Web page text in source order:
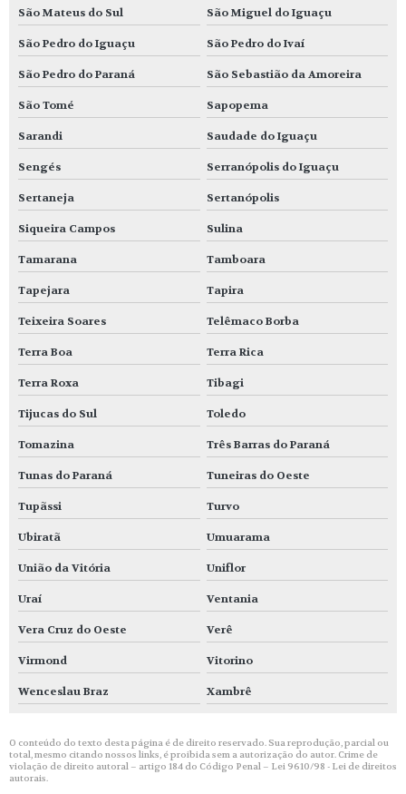
São Mateus do Sul São Miguel do Iguaçu
São Pedro do Iguaçu São Pedro do Ivaí
São Pedro do Paraná São Sebastião da Amoreira
São Tomé Sapopema
Sarandi Saudade do Iguaçu
Sengés Serranópolis do Iguaçu
Sertaneja Sertanópolis
Siqueira Campos Sulina
Tamarana Tamboara
Tapejara Tapira
Teixeira Soares Telêmaco Borba
Terra Boa Terra Rica
Terra Roxa Tibagi
Tijucas do Sul Toledo
Tomazina Três Barras do Paraná
Tunas do Paraná Tuneiras do Oeste
Tupãssi Turvo
Ubiratã Umuarama
União da Vitória Uniflor
Uraí Ventania
Vera Cruz do Oeste Verê
Virmond Vitorino
Wenceslau Braz Xambrê
O conteúdo do texto desta página é de direito reservado. Sua reprodução, parcial ou
total, mesmo citando nossos links, é proibida sem a autorização do autor. Crime de
violação de direito autoral – artigo 184 do Código Penal – Lei 9610/98 - Lei de direitos
autorais.